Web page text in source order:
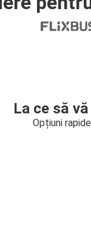
La ce să
Opțiuni